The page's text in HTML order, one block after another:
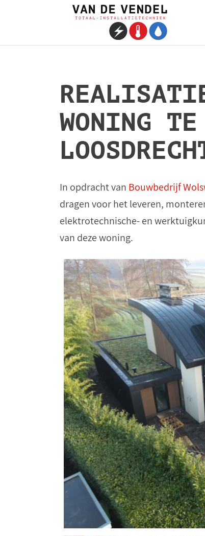
WONING
In opdracht van Bouwbedrijf
dragen voor het leveren,
elektrotechnische- en
van deze woning.